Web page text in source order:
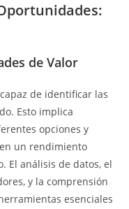
de Valor
de identificar las
Esto implica
opciones y
un rendimiento
El análisis de datos, el
y la comprensión
esenciales